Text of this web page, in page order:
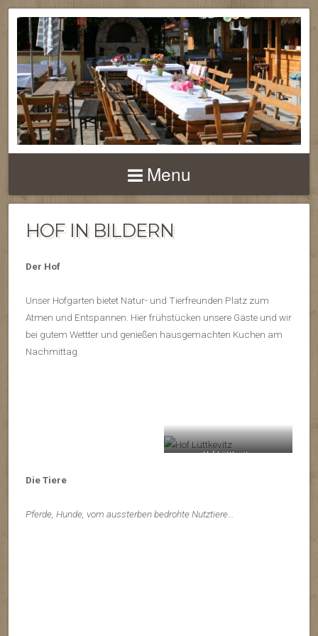
Menu
HOF IN BILDERN
Der Hof
Unser Hofgarten bietet Natur- und Tierfreunden Platz zum
Atmen und Entspannen. Hier frühstücken unsere Gäste und wir
bei gutem Wettter und genießen hausgemachten Kuchen am
Nachmittag.
Hof Lüttkevitz
Die Tiere
Pferde, Hunde, vom aussterben bedrohte Nutztiere…